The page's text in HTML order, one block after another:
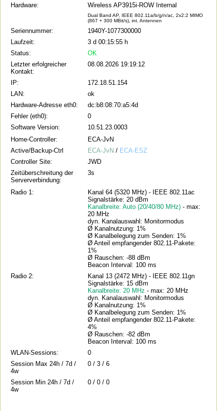
und
Hardware:
Wireless AP3915i-ROW Internal
Dual Band AP, IEEE 802.11a/b/g/n/ac, 2x2:2 MIMO
(867 + 300 MBit/s), int. Antennen
Seriennummer:
1940Y-1077300000
Laufzeit:
3 d 00:15:55 h
Status:
OK
Letzter erfolgreicher
Kontakt:
08.08.2026 19:19:12
IP:
172.18.51.154
LAN:
ok
Hardware-Adresse eth0:
dc:b8:08:70:a5:4d
Fehler (eth0):
0
Software Version:
10.51.23.0003
Home-Controller:
ECA-JvN
Active/Backup-Ctrl
ECA-JvN / ECA-ESZ
Controller Site:
JWD
Zeitüberschreitung der
Serververbindung:
3s
Radio 1:
Kanal 64 (5320 MHz) - IEEE 802.11ac
Signalstärke: 20 dBm
Kanalbreite: Auto (20/40/80 MHz)- max:
20 MHz
dyn. Kanalauswahl: Monitormodus
Ø Kanalnutzung: 1%
Ø Kanalbelegung zum Senden: 1%
Ø Anteil empfangender 802.11-Pakete:
1%
Ø Rauschen: -88 dBm
Beacon Interval: 100 ms
Radio 2:
Kanal 13 (2472 MHz) - IEEE 802.11gn
Signalstärke: 15 dBm
Kanalbreite: 20 MHz- max: 20 MHz
dyn. Kanalauswahl: Monitormodus
Ø Kanalnutzung: 1%
Ø Kanalbelegung zum Senden: 1%
Ø Anteil empfangender 802.11-Pakete:
4%
Ø Rauschen: -82 dBm
Beacon Interval: 100 ms
WLAN-Sessions:
0
Session Max 24h / 7d /
4w
0 / 3 / 6
Session Min 24h / 7d /
4w
0 / 0 / 0